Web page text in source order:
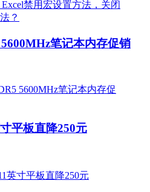
笔记本内存促销
平板直降250元